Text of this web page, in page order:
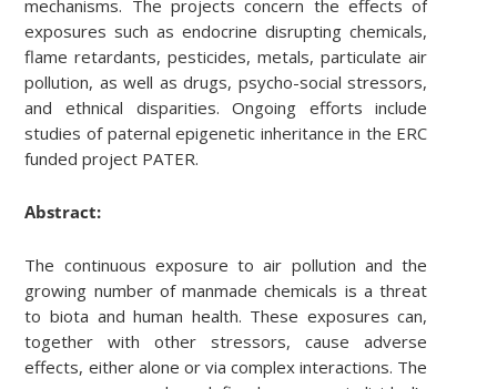
mechanisms. The projects concern the effects of
exposures such as endocrine disrupting chemicals,
flame retardants, pesticides, metals, particulate air
pollution, as well as drugs, psycho-social stressors,
and ethnical disparities. Ongoing efforts include
studies of paternal epigenetic inheritance in the ERC
funded project PATER.
Abstract:
The continuous exposure to air pollution and the
growing number of manmade chemicals is a threat
to biota and human health. These exposures can,
together with other stressors, cause adverse
effects, either alone or via complex interactions. The